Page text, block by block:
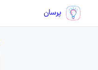
پرسان